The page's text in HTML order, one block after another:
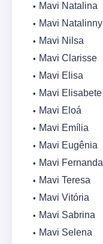
Mavi Natalina
Mavi Natalinny
Mavi Nilsa
Mavi Clarisse
Mavi Elisa
Mavi Elisabete
Mavi Eloá
Mavi Emília
Mavi Eugênia
Mavi Fernanda
Mavi Teresa
Mavi Vitória
Mavi Sabrina
Mavi Selena